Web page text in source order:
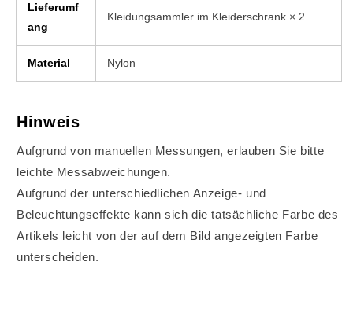
Lieferumf
ang
Kleidungsammler im Kleiderschrank × 2
Material Nylon
Hinweis
Aufgrund von manuellen Messungen, erlauben Sie bitte
leichte Messabweichungen.
Aufgrund der unterschiedlichen Anzeige- und
Beleuchtungseffekte kann sich die tatsächliche Farbe des
Artikels leicht von der auf dem Bild angezeigten Farbe
unterscheiden.